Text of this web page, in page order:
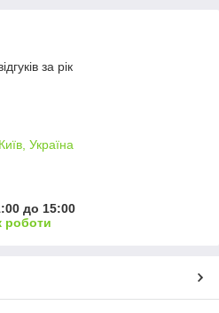
за рік
Україна
до 15:00
роботи